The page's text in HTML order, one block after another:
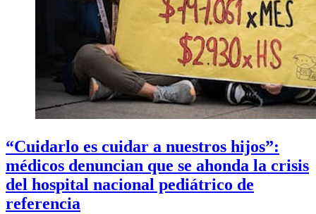
“Cuidarlo es cuidar a nuestros hijos”:
médicos denuncian que se ahonda la crisis
del hospital nacional pediátrico de
referencia